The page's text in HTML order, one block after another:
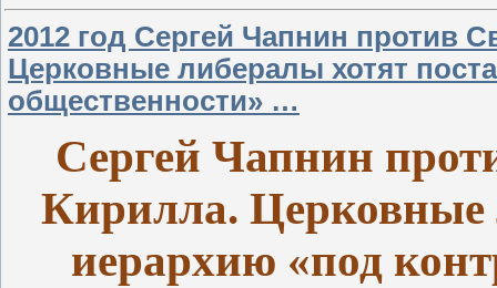
2012 год Сергей Чапнин против
Церковные либералы хотят
общественности» …
Сергей Чапнин
Кирилла. Церковные
иерархию «под